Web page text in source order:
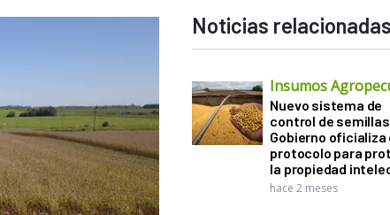
Noticias relacionadas
Insumos
Nuevo sistema de
control de
Gobierno oficializa
protocolo para
la propiedad
hace 2 meses